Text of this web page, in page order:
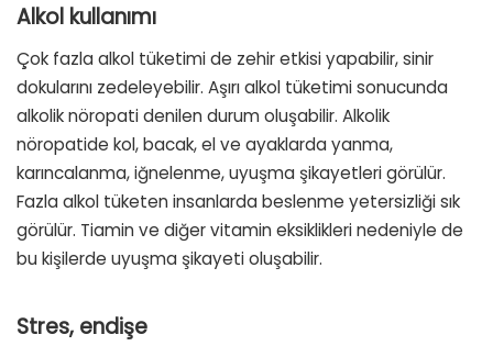
Alkol kullanımı
Çok fazla alkol tüketimi de zehir etkisi yapabilir, sinir
dokularını zedeleyebilir. Aşırı alkol tüketimi sonucunda
alkolik nöropati denilen durum oluşabilir. Alkolik
nöropatide kol, bacak, el ve ayaklarda yanma,
karıncalanma, iğnelenme, uyuşma şikayetleri görülür.
Fazla alkol tüketen insanlarda beslenme yetersizliği sık
görülür. Tiamin ve diğer vitamin eksiklikleri nedeniyle de
bu kişilerde uyuşma şikayeti oluşabilir.
Stres, endişe